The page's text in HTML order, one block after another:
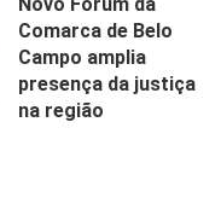
Comarca de Belo
Campo amplia
presença da justiça
na região